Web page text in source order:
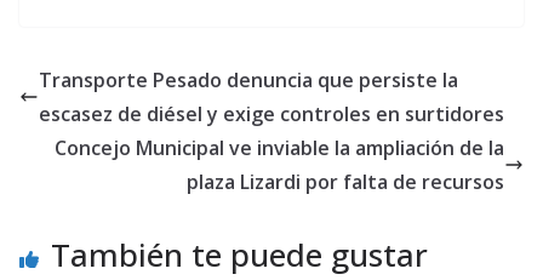
Transporte Pesado denuncia que persiste la
escasez de diésel y exige controles en surtidores
Concejo Municipal ve inviable la ampliación de la
plaza Lizardi por falta de recursos
También te puede gustar